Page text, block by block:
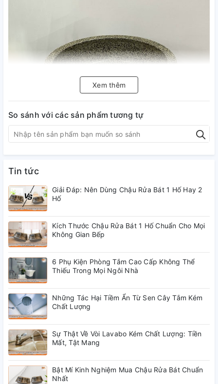
Mô tả sản phẩm:
- Loại sản phẩm: Chậu đặt dương bàn
- Kích thước: 400 x 400 x 140mm
- Chất liệu: sứ cao cấp siêu bền
- Công năng: Bồn rửa tay
- Thiết kế: Hoa văn hoa đỏ chấm tiêu đen
Xem thêm
So sánh với các sản phẩm tương tự
Tin tức
Giải Đáp: Nên Dùng Chậu Rửa Bát 1 Hố Hay 2
Hố
Kích Thước Chậu Rửa Bát 1 Hố Chuẩn Cho Mọi
Không Gian Bếp
6 Phụ Kiện Phòng Tắm Cao Cấp Không Thể
Thiếu Trong Mọi Ngôi Nhà
Những Tác Hại Tiềm Ẩn Từ Sen Cây Tắm Kém
Chất Lượng
Sự Thật Về Vòi Lavabo Kém Chất Lượng: Tiền
Mất, Tật Mang
Bật Mí Kinh Nghiệm Mua Chậu Rửa Bát Chuẩn
Nhất